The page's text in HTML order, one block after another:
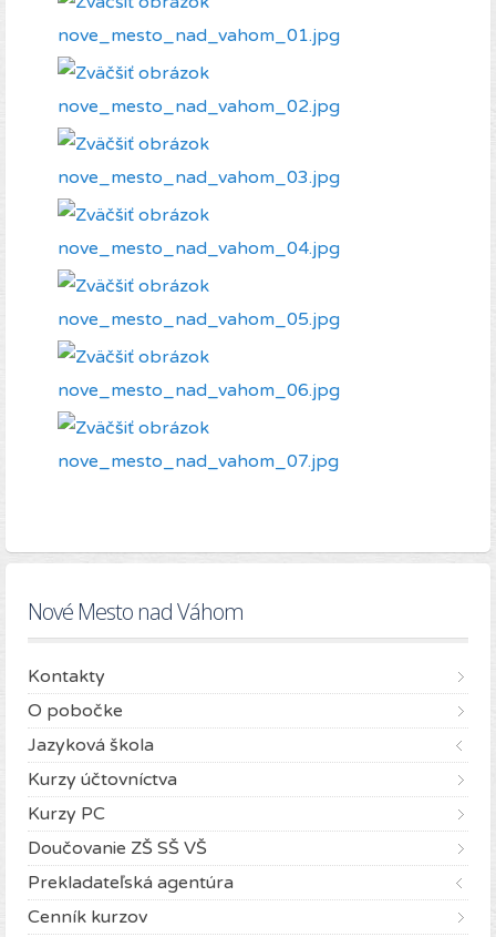
Nové Mesto nad Váhom
Kontakty
O pobočke
Jazyková škola
Kurzy účtovníctva
Kurzy PC
Doučovanie ZŠ SŠ VŠ
Prekladateľská agentúra
Cenník kurzov